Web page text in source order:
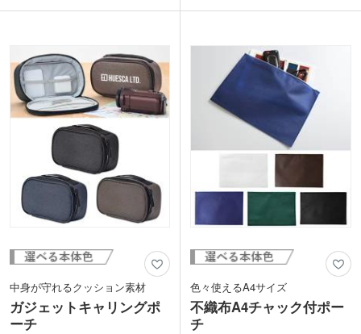
運びや出し入れもスムーズです。ファス
や校章を入れてオリジナルグッズが作れ
ます。入社や入学の記念品に、キャンペ
ーン配布や購入特典に人気のノベルティ
です。
ル素材。持つ向きを変えれば、中身を見
あるメッシュ生地を採用し、フラットな
形状でバッグの中でもすっきり収納可
フルカラー印刷対応＆トレンド感のある
カラー展開で、販促品や記念品におすす
めです！
中身が守れるクッション素材
ガジェットキャリングポ
ーチ
色々使えるA4サイズ
不織布A4チャック付ポー
チ